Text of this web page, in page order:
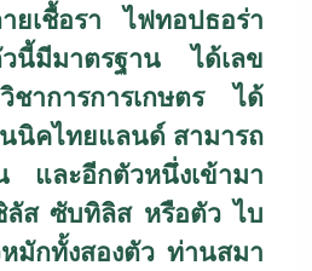
ายเชื้อรา ไฟทอปธอร่า
นี้มีมาตรฐาน ได้เลข
ชาการการเกษตร ได้
นิคไทยแลนด์ สามารถ
และอีกตัวหนึ่งเข้ามา
ลัส ซับทิลิส หรือตัว ไบ
มักทั้งสองตัว ท่านสมา